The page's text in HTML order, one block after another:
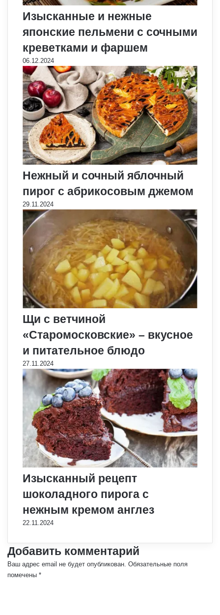
Изысканные и нежные
японские пельмени с сочными
креветками и фаршем
06.12.2024
Нежный и сочный яблочный
пирог с абрикосовым джемом
29.11.2024
Щи с ветчиной
«Старомосковские» – вкусное
и питательное блюдо
27.11.2024
Изысканный рецепт
шоколадного пирога с
нежным кремом англез
22.11.2024
Добавить комментарий
Ваш адрес email не будет опубликован. Обязательные поля
помечены *